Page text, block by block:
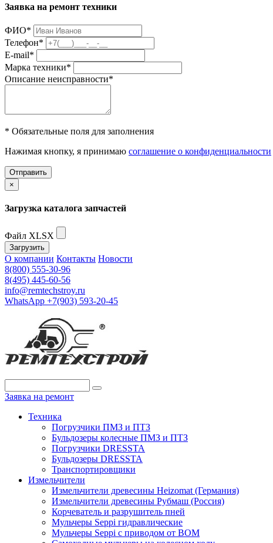
Заявка на ремонт техники
ФИО*
Телефон*
E-mail*
Марка техники*
Описание неисправности*
* Обязательные поля для заполнения
Нажимая кнопку, я принимаю соглашение о конфиденциальности
Отправить
×
Загрузка каталога запчастей
Файл XLSX
Загрузить
О компании Контакты Новости
8(800) 555-30-96
8(495) 445-60-56
info@remtechstroy.ru
WhatsApp +7(903) 593-20-45
Заявка на ремонт
Техника
Погрузчики ПМЗ и ПТЗ
Бульдозеры колесные ПМЗ и ПТЗ
Погрузчики DRESSTA
Бульдозеры DRESSTA
Транспортировщики
Измельчители
Измельчители древесины Heizomat (Германия)
Измельчители древесины Рубмаш (Россия)
Корчеватель и разрушитель пней
Мульчеры Seppi гидравлические
Мульчеры Seppi с приводом от ВОМ